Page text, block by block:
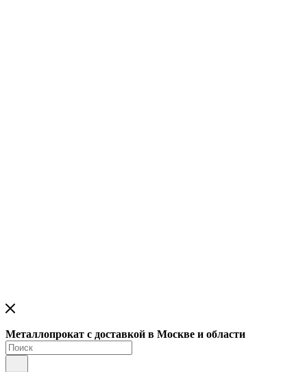
Металлопрокат с доставкой в Москве и области